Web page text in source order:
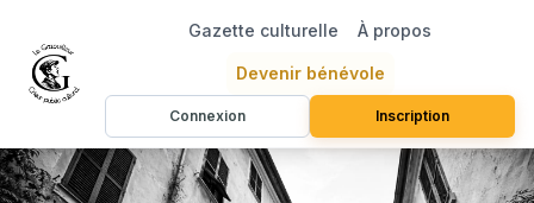
Gazette culturelle À propos
Devenir bénévole
Connexion Inscription